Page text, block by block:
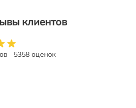
клиентов
5358 оценок